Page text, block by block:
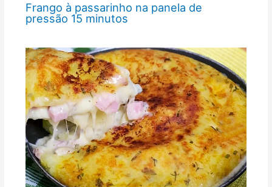
Frango à passarinho na panela de
pressão 15 minutos